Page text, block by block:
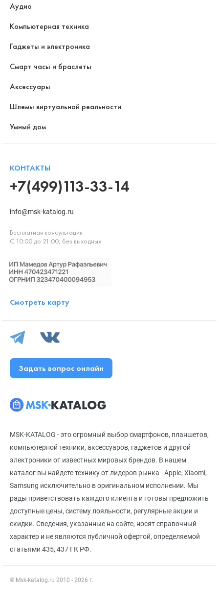
MSK-KATALOG - это огромный выбор смартфонов, планшетов,
компьютерной техники, аксессуаров, гаджетов и другой
электроники от известных мировых брендов. В нашем
каталог вы найдете технику от лидеров рынка - Apple, Xiaomi,
Samsung исключительно в оригинальном исполнении. Мы
рады приветствовать каждого клиента и готовы предложить
доступные цены, систему лояльности, регулярные акции и
скидки. Сведения, указанные на сайте, носят справочный
характер и не являются публичной офертой, определяемой
статьями 435, 437 ГК РФ.
© Msk-katalog.ru 2010 - 2026 г.
Аудио
Компьютерная техника
Гаджеты и электроника
Смарт часы и браслеты
Аксессуары
Шлемы виртуальной реальности
Умный дом
КОНТАКТЫ
+7(499)113-33-14
info@msk-katalog.ru
Бесплатная консультация
С 10:00 до 21:00, без выходных
Смотреть карту
Задать вопрос онлайн